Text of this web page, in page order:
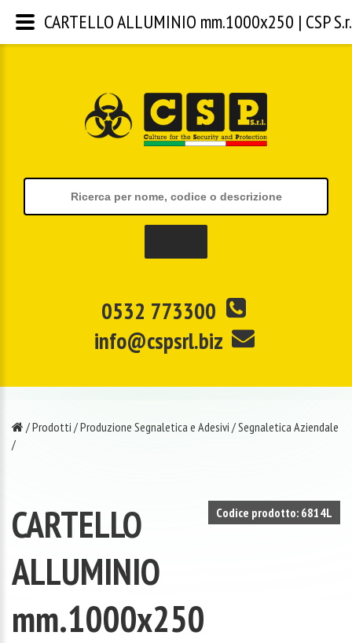
0532 773300
info@cspsrl.biz
/Prodotti /Produzione Segnaletica e Adesivi /Segnaletica Aziendale
/
Codice prodotto: 6814L
CARTELLO
ALLUMINIO
mm.1000x250
CARTELLO ALLUMINIO mm.1000x250 | CSP